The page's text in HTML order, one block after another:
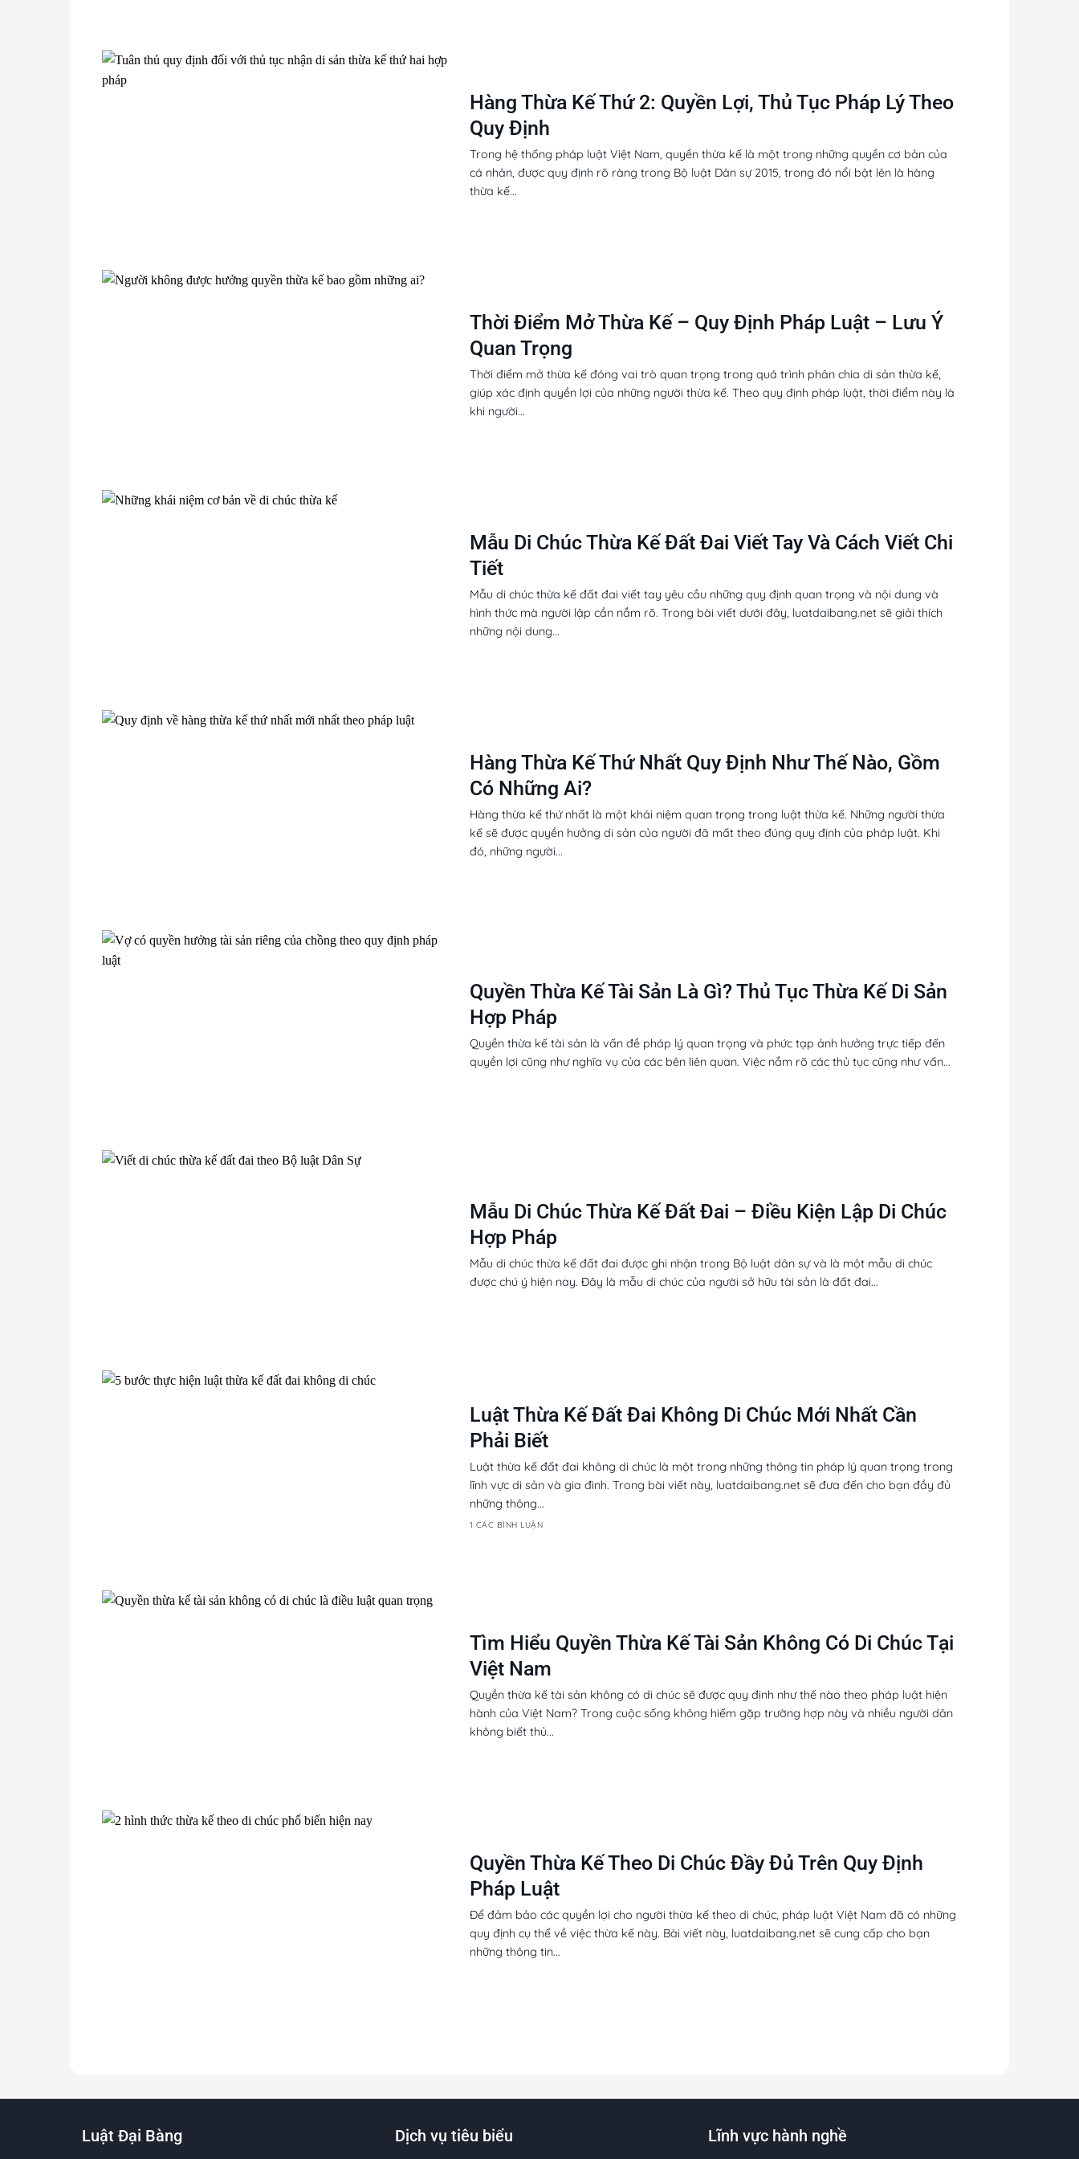
Hàng Thừa Kế Thứ 2: Quyền Lợi, Thủ Tục Pháp Lý Theo
Quy Định
Trong hệ thống pháp luật Việt Nam, quyền thừa kế là một trong những quyền cơ bản của
cá nhân, được quy định rõ ràng trong Bộ luật Dân sự 2015, trong đó nổi bật lên là hàng
thừa kế...
Thời Điểm Mở Thừa Kế – Quy Định Pháp Luật – Lưu Ý
Quan Trọng
Thời điểm mở thừa kế đóng vai trò quan trọng trong quá trình phân chia di sản thừa kế,
giúp xác định quyền lợi của những người thừa kế. Theo quy định pháp luật, thời điểm này là
khi người...
Mẫu Di Chúc Thừa Kế Đất Đai Viết Tay Và Cách Viết Chi
Tiết
Mẫu di chúc thừa kế đất đai viết tay yêu cầu những quy định quan trọng và nội dung và
hình thức mà người lập cần nắm rõ. Trong bài viết dưới đây, luatdaibang.net sẽ giải thích
những nội dung...
Hàng Thừa Kế Thứ Nhất Quy Định Như Thế Nào, Gồm
Có Những Ai?
Hàng thừa kế thứ nhất là một khái niệm quan trọng trong luật thừa kế. Những người thừa
kế sẽ được quyền hưởng di sản của người đã mất theo đúng quy định của pháp luật. Khi
đó, những người...
Quyền Thừa Kế Tài Sản Là Gì? Thủ Tục Thừa Kế Di Sản
Hợp Pháp
Quyền thừa kế tài sản là vấn đề pháp lý quan trọng và phức tạp ảnh hưởng trực tiếp đến
quyền lợi cũng như nghĩa vụ của các bên liên quan. Việc nắm rõ các thủ tục cũng như vấn...
Mẫu Di Chúc Thừa Kế Đất Đai – Điều Kiện Lập Di Chúc
Hợp Pháp
Mẫu di chúc thừa kế đất đai được ghi nhận trong Bộ luật dân sự và là một mẫu di chúc
được chú ý hiện nay. Đây là mẫu di chúc của người sở hữu tài sản là đất đai...
Luật Thừa Kế Đất Đai Không Di Chúc Mới Nhất Cần
Phải Biết
Luật thừa kế đất đai không di chúc là một trong những thông tin pháp lý quan trọng trong
lĩnh vực di sản và gia đình. Trong bài viết này, luatdaibang.net sẽ đưa đến cho bạn đầy đủ
những thông...
1 CÁC BÌNH LUẬN
Tìm Hiểu Quyền Thừa Kế Tài Sản Không Có Di Chúc Tại
Việt Nam
Quyền thừa kế tài sản không có di chúc sẽ được quy định như thế nào theo pháp luật hiện
hành của Việt Nam? Trong cuộc sống không hiếm gặp trường hợp này và nhiều người dân
không biết thủ...
Quyền Thừa Kế Theo Di Chúc Đầy Đủ Trên Quy Định
Pháp Luật
Để đảm bảo các quyền lợi cho người thừa kế theo di chúc, pháp luật Việt Nam đã có những
quy định cụ thể về việc thừa kế này. Bài viết này, luatdaibang.net sẽ cung cấp cho bạn
những thông tin...
Luật Đại Bàng Dịch vụ tiêu biểu Lĩnh vực hành nghề